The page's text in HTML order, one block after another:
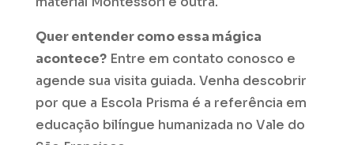
Quer entender como essa mágica
acontece?Entre em contato conosco e
agende sua visita guiada. Venha descobrir
por que a Escola Prisma é a referência em
educação bilíngue humanizada no Vale do